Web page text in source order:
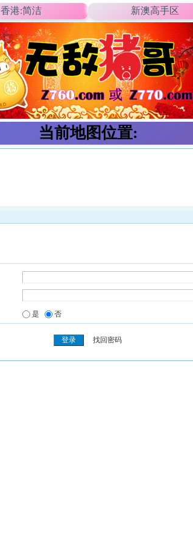
香港:简洁 新澳高手区
当前地图位置:
是 否
找回密码